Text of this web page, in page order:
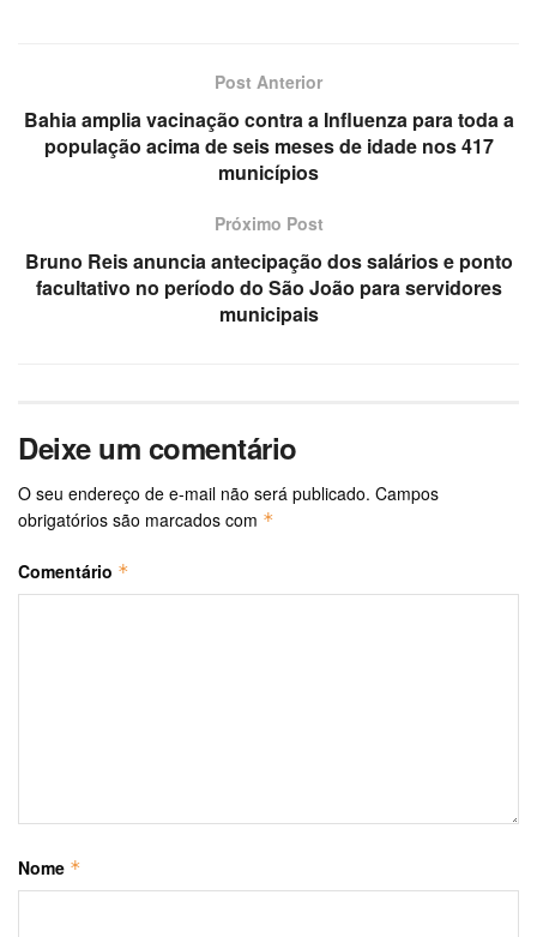
Post Anterior
Bahia amplia vacinação contra a Influenza para toda a
população acima de seis meses de idade nos 417
municípios
Próximo Post
Bruno Reis anuncia antecipação dos salários e ponto
facultativo no período do São João para servidores
municipais
Deixe um comentário
O seu endereço de e-mail não será publicado. Campos
obrigatórios são marcados com *
Comentário *
Nome *